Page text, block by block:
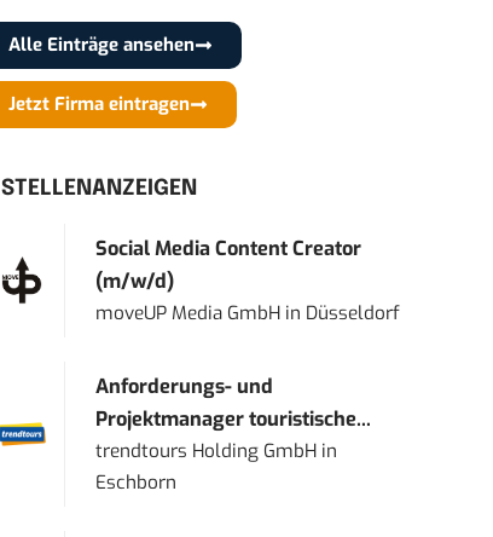
Alle Einträge ansehen
Jetzt Firma eintragen
STELLENANZEIGEN
Social Media Content Creator
(m/w/d)
moveUP Media GmbH in Düsseldorf
Anforderungs- und
Projektmanager touristische...
trendtours Holding GmbH in
Eschborn